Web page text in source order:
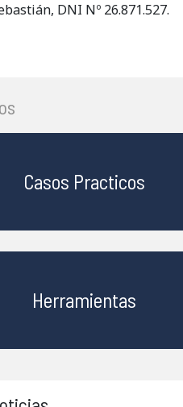
DNI Nº 26.871.527.
Casos Practicos
Herramientas